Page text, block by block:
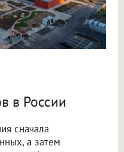
в России
сначала
а затем